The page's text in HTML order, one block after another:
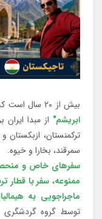
بیش از 20 سال است که سفرهایی با عنوان
ابریشم" از مبدا
ترکمنستان، ازبکستان
سمرقند، بخارا و خیوه.
سفرهای خاص و
ممنوعه، سفر با قطار
ماجراجویی به
توسط گروه گردشگری